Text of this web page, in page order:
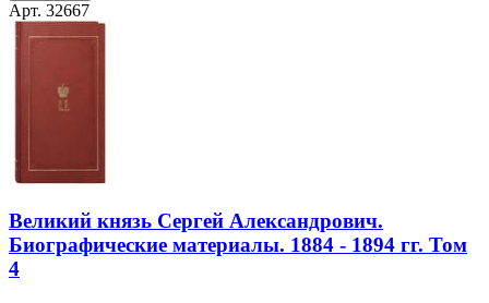
Арт. 32667
Великий князь Сергей Александрович.
Биографические материалы. 1884 - 1894 гг. Том
4